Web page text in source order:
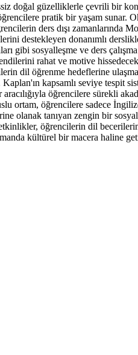
doğal güzelliklerle çevrili bir
pratik bir yaşam
ders dışı zamanlarında
destekleyen donanımlı
gibi sosyalleşme ve ders
rahat ve motive
dil öğrenme hedeflerine
kapsamlı seviye
öğrencilere sürekli
öğrencilere sadece
olanak tanıyan zengin bir
öğrencilerin dil
kültürel bir macera